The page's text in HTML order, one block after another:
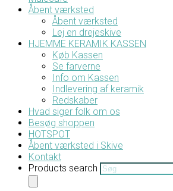
Åbent værksted
Åbent værksted
Lej en drejeskive
HJEMME KERAMIK KASSEN
Køb Kassen
Se farverne
Info om Kassen
Indlevering af keramik
Redskaber
Hvad siger folk om os
Besøg shoppen
HOTSPOT
Åbent værksted i Skive
Kontakt
Products search